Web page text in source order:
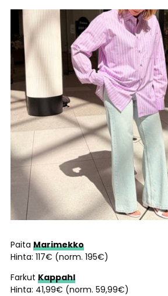
Paita Marimekko
Hinta: 117€ (norm. 195€)
Farkut Kappahl
Hinta: 41,99€ (norm. 59,99€)